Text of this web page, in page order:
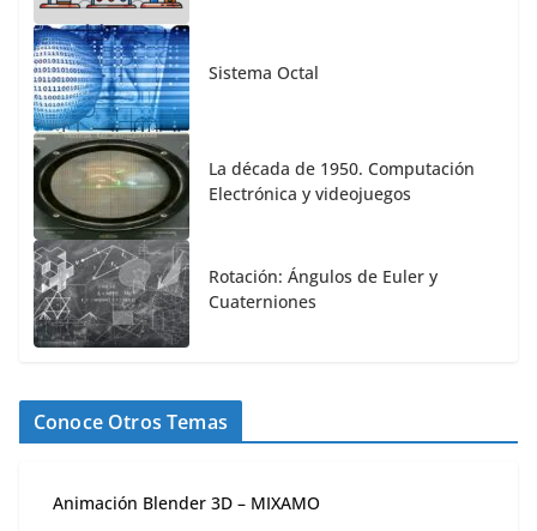
Sistema Octal
La década de 1950. Computación
Electrónica y videojuegos
Rotación: Ángulos de Euler y
Cuaterniones
Conoce Otros Temas
Animación Blender 3D – MIXAMO